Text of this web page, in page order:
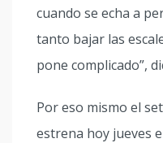
cuando se echa a
tanto bajar las
pone complicado”,
Por eso mismo el
estrena hoy jueves